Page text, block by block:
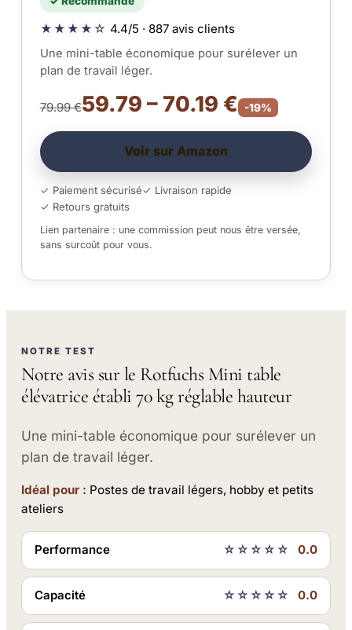
★★★★☆ 4.4/5 · 887 avis clients
Une mini-table économique pour surélever un
plan de travail léger.
79.99 €59.79 – 70.19 € -19%
Voir sur Amazon
✓ Paiement sécurisé✓ Livraison rapide
✓ Retours gratuits
Lien partenaire : une commission peut nous être versée,
sans surcoût pour vous.
NOTRE TEST
Notre avis sur le Rotfuchs Mini table
élévatrice établi 70 kg réglable hauteur
Une mini-table économique pour surélever un
plan de travail léger.
Idéal pour : Postes de travail légers, hobby et petits
ateliers
Performance ☆☆☆☆☆ 0.0
Capacité ☆☆☆☆☆ 0.0